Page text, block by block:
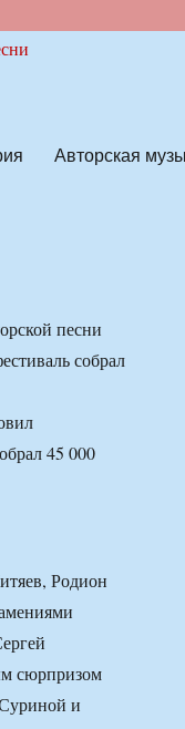
Авторская
песни
собрал
45 000
Родион
сюрпризом
и